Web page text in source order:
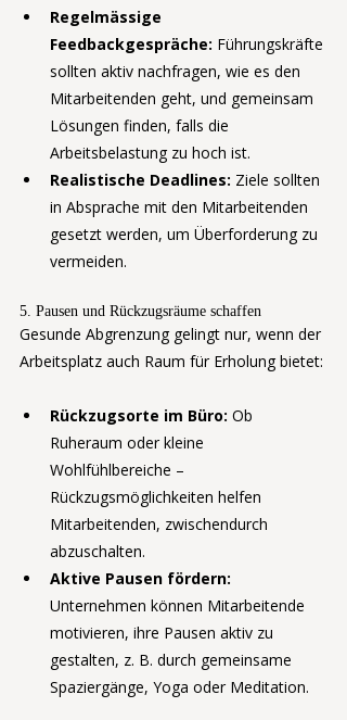
Regelmässige
Feedbackgespräche: Führungskräfte
sollten aktiv nachfragen, wie es den
Mitarbeitenden geht, und gemeinsam
Lösungen finden, falls die
Arbeitsbelastung zu hoch ist.
Realistische Deadlines: Ziele sollten
in Absprache mit den Mitarbeitenden
gesetzt werden, um Überforderung zu
vermeiden.
5. Pausen und Rückzugsräume schaffen
Gesunde Abgrenzung gelingt nur, wenn der
Arbeitsplatz auch Raum für Erholung bietet:
Rückzugsorte im Büro: Ob
Ruheraum oder kleine
Wohlfühlbereiche –
Rückzugsmöglichkeiten helfen
Mitarbeitenden, zwischendurch
abzuschalten.
Aktive Pausen fördern:
Unternehmen können Mitarbeitende
motivieren, ihre Pausen aktiv zu
gestalten, z. B. durch gemeinsame
Spaziergänge, Yoga oder Meditation.